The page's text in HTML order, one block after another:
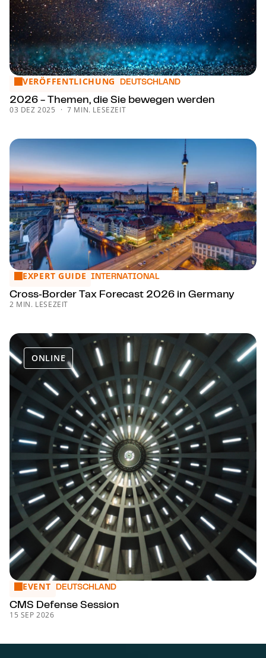
2026 - Themen, die Sie bewegen werden
VERÖFFENTLICHUNG DEUTSCHLAND
2026 - Themen, die Sie bewegen werden
03 DEZ 2025 7 MIN. LESEZEIT
Cross‑Bor­der Tax Forecast 2026 in Germany
EXPERT GUIDE INTERNATIONAL
Cross‑Bor­der Tax Forecast 2026 in Germany
2 MIN. LESEZEIT
ONLINE
CMS Defense Session
EVENT DEUTSCHLAND
CMS Defense Session
15 SEP 2026